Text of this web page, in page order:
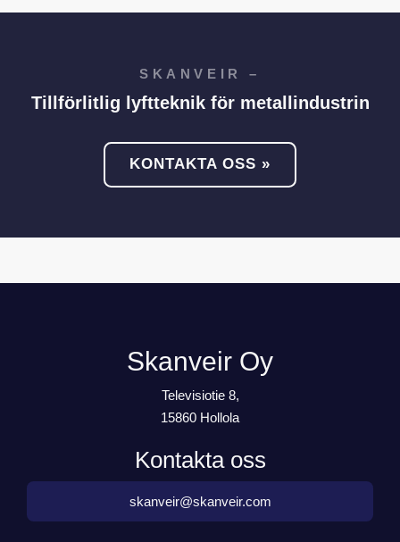
SKANVEIR –
Tillförlitlig lyftteknik för metallindustrin
KONTAKTA OSS »
Skanveir Oy
Televisiotie 8,
15860 Hollola
Kontakta oss
skanveir@skanveir.com